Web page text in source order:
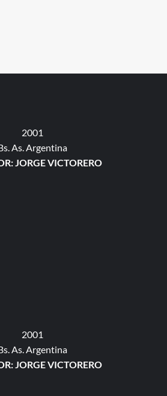
2001
As. Argentina
JORGE VICTORERO
2001
As. Argentina
JORGE VICTORERO